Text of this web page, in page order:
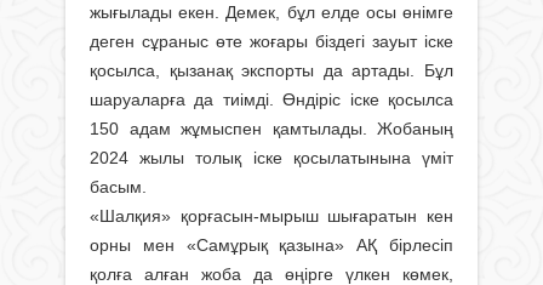
жығылады екен. Демек, бұл елде осы өнімге
деген сұраныс өте жоғары біздегі зауыт іске
қосылса, қызанақ экспорты да артады. Бұл
шаруаларға да тиімді. Өндіріс іске қосылса
150 адам жұмыспен қамтылады. Жобаның
2024 жылы толық іске қосылатынына үміт
басым.
«Шалқия» қорғасын-мырыш шығаратын кен
орны мен «Самұрық қазына» АҚ бірлесіп
қолға алған жоба да өңірге үлкен көмек,